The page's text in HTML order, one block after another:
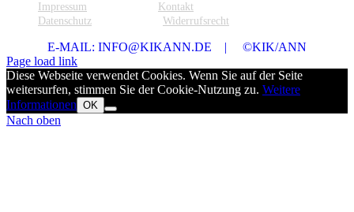
Impressum
Kontakt
Datenschutz
Widerrufsrecht
E-MAIL: INFO@KIKANN.DE | ©KIK/ANN
Page load link
Diese Webseite verwendet Cookies. Wenn Sie auf der Seite
weitersurfen, stimmen Sie der Cookie-Nutzung zu. Weitere
Informationen OK
Nach oben